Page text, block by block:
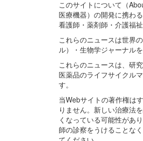
このサイトについて（
医療機器）の開発に携わ
看護師・薬剤師・介護福
これらのニュースは世界
ル）・生物学ジャーナル
これらのニュースは、研
医薬品のライフサイクル
す。
当Webサイトの著作権は
りません。新しい治療法
くなっている可能性があ
師の診察をうけることな